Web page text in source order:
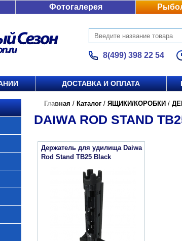
Фотогалерея
8(499) 398 22 54
ДОСТАВКА И ОПЛАТА
Главная / Каталог / ЯЩИКИ/КОРОБКИ /
DAIWA ROD STAND
Держатель для удилища Daiwa
Rod Stand TB25 Black